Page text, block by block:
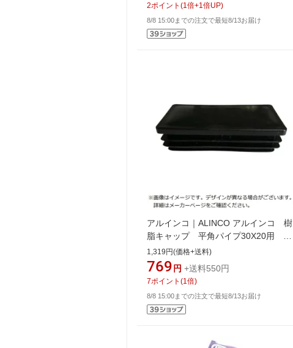
2ポイント (1 倍+1 倍UP)
8/8 15:00までの注文で最短8/13お届け
アルインコ｜ALINCO アルインコ 樹
脂キャップ 平角パイプ30X20用 ブ
ラック （4個入） AC320K4
1,319円(価格+送料)
769 円 +送料550円
7ポイント (1 倍)
8/8 15:00までの注文で最短8/13お届け